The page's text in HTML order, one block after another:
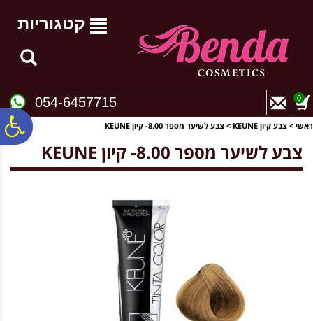
נגישות
קטגוריות
054-6457715 0
ראשי > צבע קיון KEUNE > צבע לשיער מספר 8.00- קיון KEUNE
צבע לשיער מספר 8.00- קיון KEUNE